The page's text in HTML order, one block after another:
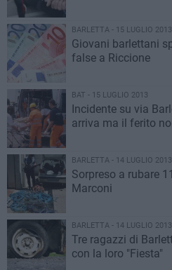
BARLETTA - 15 LUGLIO 2013
Giovani barlettani
false a Riccione
BAT - 15 LUGLIO 2013
Incidente su via
arriva ma il ferito
BARLETTA - 14 LUGLIO 2013
Sorpreso a rubare
Marconi
BARLETTA - 14 LUGLIO 2013
Tre ragazzi di
con la loro "Fiesta"